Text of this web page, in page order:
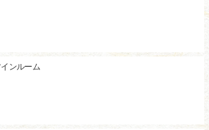
インルーム